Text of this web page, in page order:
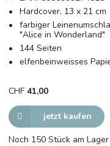
Hardcover, 13 x 21 cm
farbiger
"Alice in Wonderland"
144 Seiten
elfenbeinweisses
CHF 41,00
jetzt kaufen
Noch 150 Stück am Lager